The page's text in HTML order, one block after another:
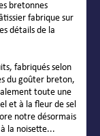
bretonnes
fabrique sur
détails de la
fabriqués selon
du goûter breton,
toute une
et à la fleur de sel
notre désormais
la noisette...